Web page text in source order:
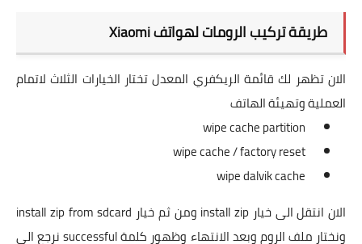
طريقة تركيب الرومات لهواتف Xiaomi
الان تظهر لك قائمة الريكفري المعدل تختار الخيارات الثلاث لاتمام
العملية وتهيئة الهاتف
wipe cache partition
wipe cache / factory reset
wipe dalvik cache
الان انتقل الى خيار install zip ومن ثم خيار install zip from sdcard
ونختار ملف الروم وبعد الانتهاء وظهور كلمة successful نرجع الى